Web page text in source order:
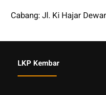
Cabang: Jl. Ki Hajar
LKP Kembar